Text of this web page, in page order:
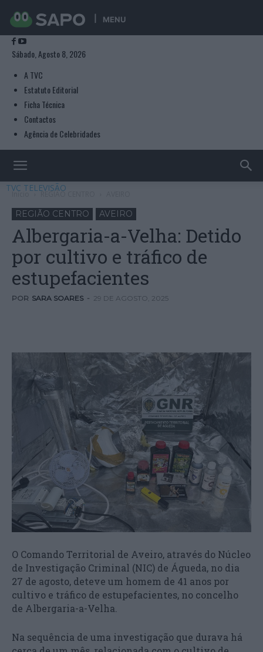
MENU
Sábado, Agosto 8, 2026
A TVC
Estatuto Editorial
Ficha Técnica
Contactos
Agência de Celebridades
TVC TELEVISÃO
Início REGIÃO CENTRO
REGIÃO CENTRO AVEIRO
Albergaria-a-Velha: Detido
por cultivo e tráfico de
estupefacientes
POR SARA SOARES - 29 DE AGOSTO, 2025
O Comando Territorial de Aveiro, através do Núcleo
de Investigação Criminal (NIC) de Águeda, no dia
27 de agosto, deteve um homem de 41 anos por
cultivo e tráfico de estupefacientes, no concelho
de Albergaria-a-Velha.
Na sequência de uma investigação que durava há